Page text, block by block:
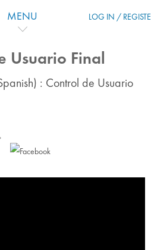
MENU LOG IN /
Usuario Final
: Control de Usuario